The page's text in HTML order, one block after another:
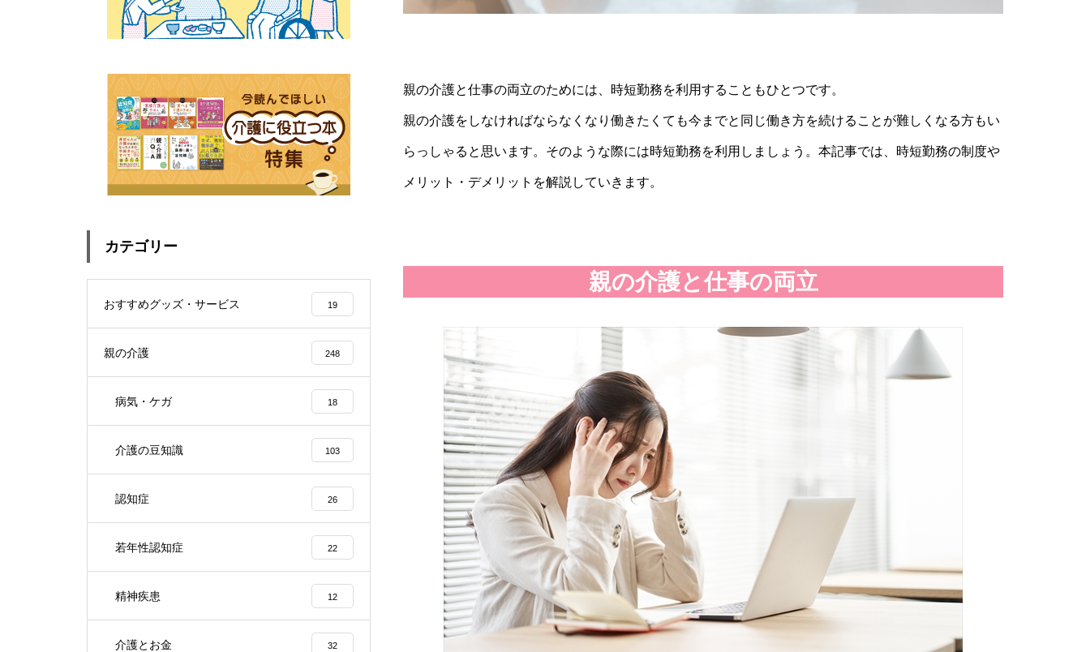
親の介護と仕事の両立のためには、時短勤務を利用することもひとつです。
親の介護をしなければならなくなり働きたくても今までと同じ働き方を続けることが難しくなる方もい
らっしゃると思います。そのような際には時短勤務を利用しましょう。本記事では、時短勤務の制度や
メリット・デメリットを解説していきます。
親の介護と仕事の両立
カテゴリー
おすすめグッズ・サービス 19
親の介護 248
病気・ケガ 18
介護の豆知識 103
認知症 26
若年性認知症 22
精神疾患 12
介護とお金 32